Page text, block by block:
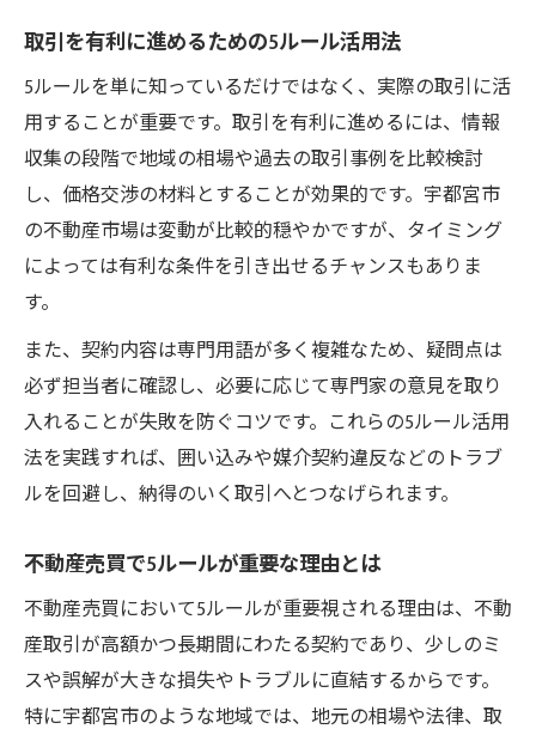
取引を有利に進めるための5ルール活用法
5ルールを単に知っているだけではなく、実際の取引に活
用することが重要です。取引を有利に進めるには、情報
収集の段階で地域の相場や過去の取引事例を比較検討
し、価格交渉の材料とすることが効果的です。宇都宮市
の不動産市場は変動が比較的穏やかですが、タイミング
によっては有利な条件を引き出せるチャンスもありま
す。
また、契約内容は専門用語が多く複雑なため、疑問点は
必ず担当者に確認し、必要に応じて専門家の意見を取り
入れることが失敗を防ぐコツです。これらの5ルール活用
法を実践すれば、囲い込みや媒介契約違反などのトラブ
ルを回避し、納得のいく取引へとつなげられます。
不動産売買で5ルールが重要な理由とは
不動産売買において5ルールが重要視される理由は、不動
産取引が高額かつ長期間にわたる契約であり、少しのミ
スや誤解が大きな損失やトラブルに直結するからです。
特に宇都宮市のような地域では、地元の相場や法律、取